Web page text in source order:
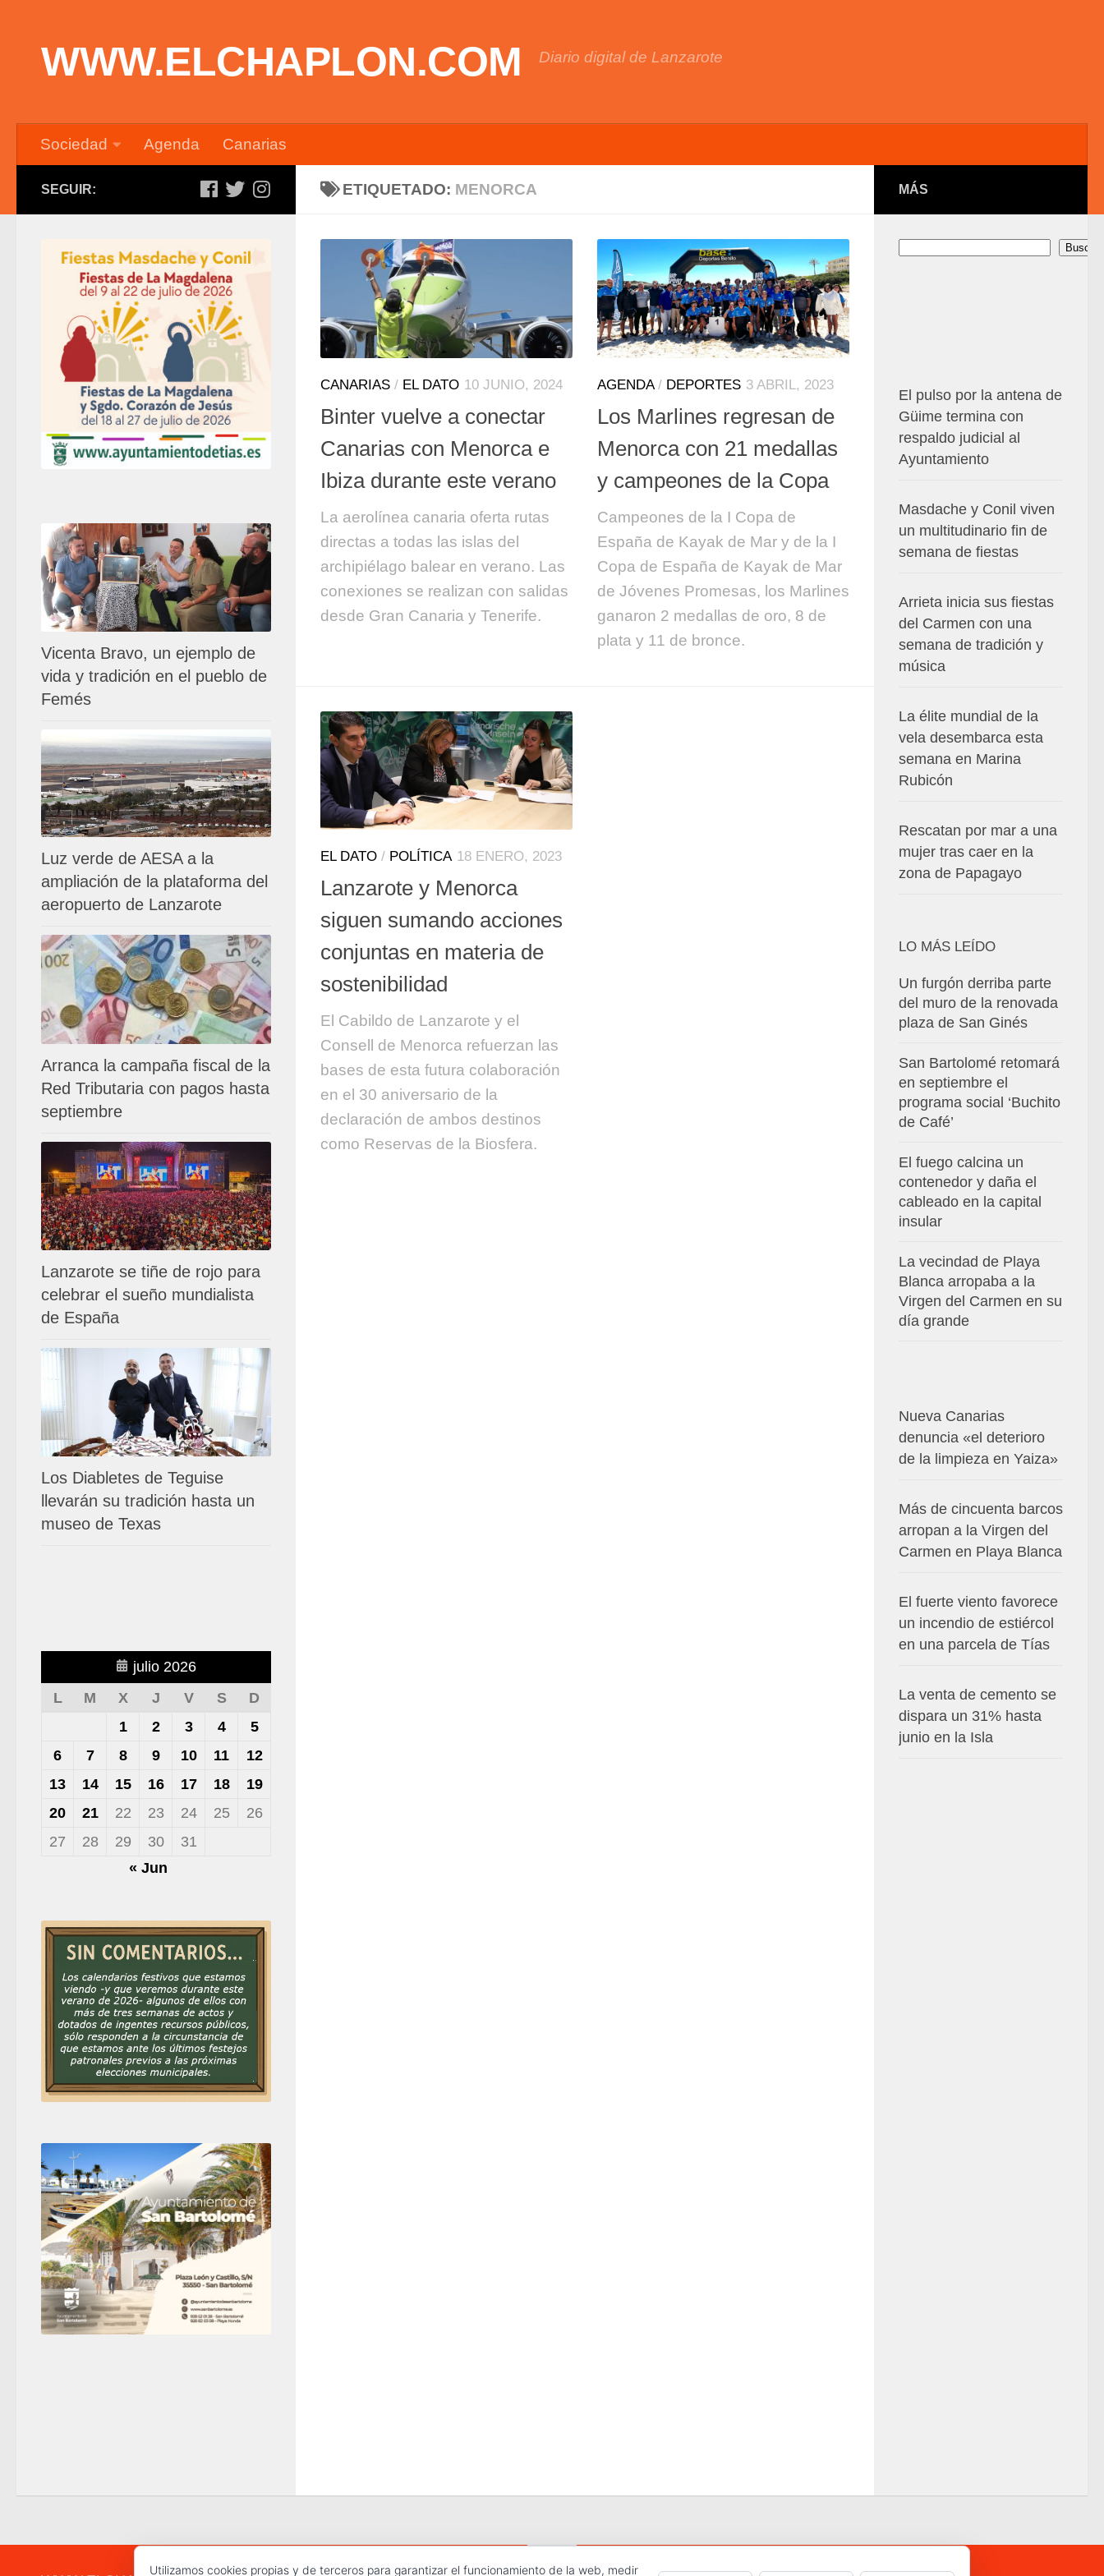
WWW.ELCHAPLON.COM Diario digital de Lanzarote
Sociedad Agenda Canarias
ETIQUETADO: MENORCA
CANARIAS / EL DATO 10 JUNIO, 2024
Binter vuelve a conectar
Canarias con Menorca e
Ibiza durante este verano
La aerolínea canaria oferta rutas
directas a todas las islas del
archipiélago balear en verano. Las
conexiones se realizan con salidas
desde Gran Canaria y Tenerife.
AGENDA/ DEPORTES 3 ABRIL, 2023
Los Marlines regresan de
Menorca con 21 medallas
y campeones de la Copa
Campeones de la I Copa de
España de Kayak de Mar y de la I
Copa de España de Kayak de Mar
de Jóvenes Promesas, los Marlines
ganaron 2 medallas de oro, 8 de
plata y 11 de bronce.
EL DATO / POLÍTICA 18 ENERO, 2023
Lanzarote y Menorca
siguen sumando acciones
conjuntas en materia de
sostenibilidad
El Cabildo de Lanzarote y el
Consell de Menorca refuerzan las
bases de esta futura colaboración
en el 30 aniversario de la
declaración de ambos destinos
como Reservas de la Biosfera.
SEGUIR:
Vicenta Bravo, un ejemplo de
vida y tradición en el pueblo de
Femés
Luz verde de AESA a la
ampliación de la plataforma del
aeropuerto de Lanzarote
Arranca la campaña fiscal de la
Red Tributaria con pagos hasta
septiembre
Lanzarote se tiñe de rojo para
celebrar el sueño mundialista
de España
Los Diabletes de Teguise
llevarán su tradición hasta un
museo de Texas
julio 2026
L
M X J V S
D
1
2 3 4
5
6
7 8 9 10 11
12
13
14 15 16 17 18
19
20
21 22 23 24 25
26
27
28 29 30
31
« Jun
MÁS
Buscar
El pulso por la antena de
Güime termina con
respaldo judicial al
Ayuntamiento
Masdache y Conil viven
un multitudinario fin de
semana de fiestas
Arrieta inicia sus fiestas
del Carmen con una
semana de tradición y
música
La élite mundial de la
vela desembarca esta
semana en Marina
Rubicón
Rescatan por mar a una
mujer tras caer en la
zona de Papagayo
LO MÁS LEÍDO
Un furgón derriba parte
del muro de la renovada
plaza de San Ginés
San Bartolomé retomará
en septiembre el
programa social ‘Buchito
de Café’
El fuego calcina un
contenedor y daña el
cableado en la capital
insular
La vecindad de Playa
Blanca arropaba a la
Virgen del Carmen en su
día grande
Nueva Canarias
denuncia «el deterioro
de la limpieza en Yaiza»
Más de cincuenta barcos
arropan a la Virgen del
Carmen en Playa Blanca
El fuerte viento favorece
un incendio de estiércol
en una parcela de Tías
La venta de cemento se
dispara un 31% hasta
junio en la Isla
Utilizamos cookies propias y de terceros para garantizar el funcionamiento de la web, medir